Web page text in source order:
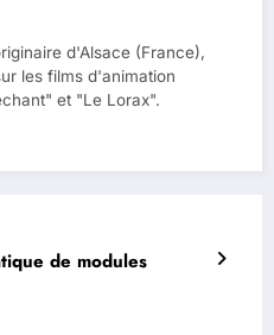
d'Alsace (France),
les films d'animation
et "Le Lorax".
de modules